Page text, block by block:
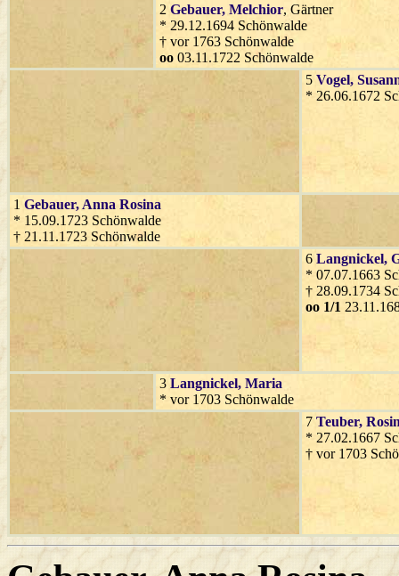
2 Gebauer, Melchior, Gärtner
* 29.12.1694 Schönwalde
† vor 1763 Schönwalde
oo 03.11.1722 Schönwalde
5 Vogel,
* 26.06.1672
1 Gebauer, Anna Rosina
* 15.09.1723 Schönwalde
† 21.11.1723 Schönwalde
6 Langnickel,
* 07.07.1663
† 28.09.1734
oo 1/1
3 Langnickel, Maria
* vor 1703 Schönwalde
7 Teuber,
* 27.02.1667
† vor 1703